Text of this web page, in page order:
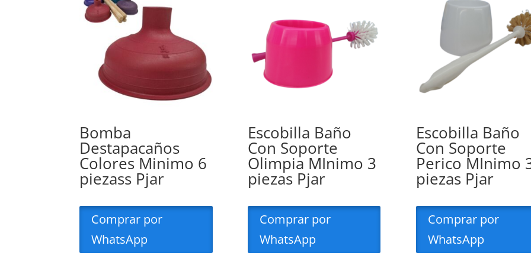
Bomba
Destapacaños
Colores Minimo 6
piezass Pjar
Comprar por
WhatsApp
Escobilla Baño
Con Soporte
Olimpia MInimo 3
piezas Pjar
Comprar por
WhatsApp
Escobilla Baño
Con Soporte
Perico MInimo
piezas Pjar
Comprar por
WhatsApp